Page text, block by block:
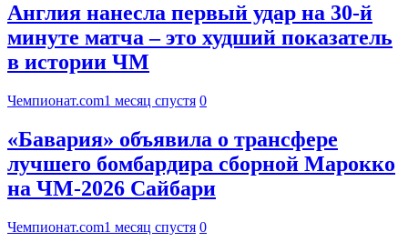
Англия нанесла первый удар на 30-й
минуте матча – это худший показатель
в истории ЧМ
Чемпионат.com1 месяц спустя 0
«Бавария» объявила о трансфере
лучшего бомбардира сборной Марокко
на ЧМ-2026 Сайбари
Чемпионат.com1 месяц спустя 0